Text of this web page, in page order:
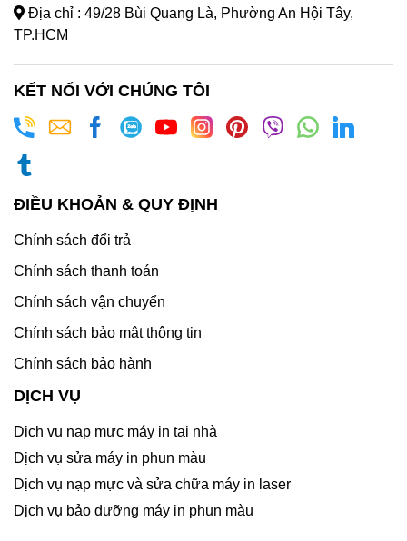
Địa chỉ : 49/28 Bùi Quang Là, Phường An Hội Tây,
TP.HCM
KẾT NỐI VỚI CHÚNG TÔI
ĐIỀU KHOẢN & QUY ĐỊNH
Chính sách đổi trả
Chính sách thanh toán
Chính sách vận chuyển
Chính sách bảo mật thông tin
Chính sách bảo hành
DỊCH VỤ
Dịch vụ nạp mực máy in tại nhà
Dịch vụ sửa máy in phun màu
Dịch vụ nạp mực và sửa chữa máy in laser
Dịch vụ bảo dưỡng máy in phun màu